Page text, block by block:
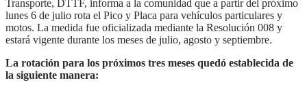
Transporte, DTTF, informa a la comunidad que a partir del próximo
lunes 6 de julio rota el Pico y Placa para vehículos particulares y
motos. La medida fue oficializada mediante la Resolución 008 y
estará vigente durante los meses de julio, agosto y septiembre.
La rotación para los próximos tres meses quedó establecida de
la siguiente manera: